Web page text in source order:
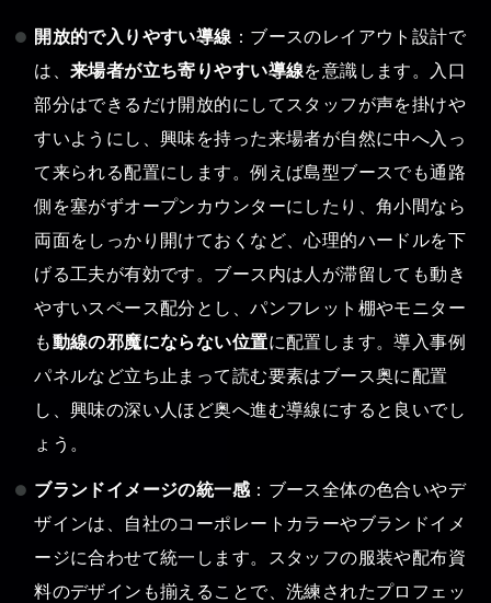
開放的で入りやすい導線 ：ブースのレイアウト設計で
は、来場者が立ち寄りやすい導線を意識します。入口
部分はできるだけ開放的にしてスタッフが声を掛けや
すいようにし、興味を持った来場者が自然に中へ入っ
て来られる配置にします。例えば島型ブースでも通路
側を塞がずオープンカウンターにしたり、角小間なら
両面をしっかり開けておくなど、心理的ハードルを下
げる工夫が有効です。ブース内は人が滞留しても動き
やすいスペース配分とし、パンフレット棚やモニター
も動線の邪魔にならない位置に配置します。導入事例
パネルなど立ち止まって読む要素はブース奥に配置
し、興味の深い人ほど奥へ進む導線にすると良いでし
ょう。
ブランドイメージの統一感 ：ブース全体の色合いやデ
ザインは、自社のコーポレートカラーやブランドイメ
ージに合わせて統一します。スタッフの服装や配布資
料のデザインも揃えることで、洗練されたプロフェッ